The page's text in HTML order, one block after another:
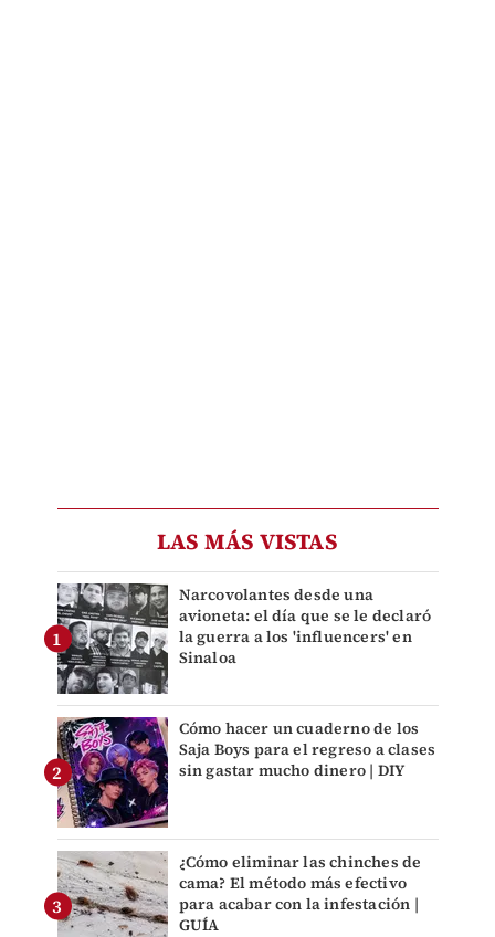
LAS MÁS VISTAS
Narcovolantes desde una
avioneta: el día que se le declaró
la guerra a los 'influencers' en
Sinaloa
Cómo hacer un cuaderno de los
Saja Boys para el regreso a clases
sin gastar mucho dinero | DIY
¿Cómo eliminar las chinches de
cama? El método más efectivo
para acabar con la infestación |
GUÍA